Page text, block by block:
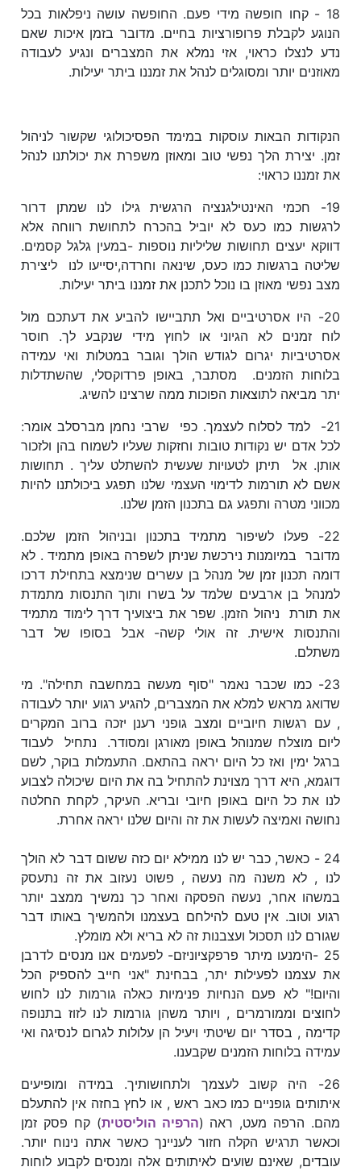
18 - קחו חופשה מידי פעם. החופשה עושה ניפלאות בכל
הנוגע לקבלת פרופורציות בחיים. מדובר בזמן איכות שאם
נדע לנצלו כראוי, אזי נמלא את המצברים ונגיע לעבודה
מאוזנים יותר ומסוגלים לנהל את זמננו ביתר יעילות.
הנקודות הבאות עוסקות במימד הפסיכולוגי שקשור לניהול
זמן. יצירת הלך נפשי טוב ומאוזן משפרת את יכולתנו לנהל
את זמננו כראוי:
19- חכמי האינטילגנציה הרגשית גילו לנו שמתן דרור
לרגשות כמו כעס לא יוביל בהכרח לתחושת רווחה אלא
דווקא יעצים תחושות שליליות נוספות -במעין גלגל קסמים.
שליטה ברגשות כמו כעס, שינאה וחרדה,יסייעו לנו ליצירת
מצב נפשי מאוזן בו נוכל לתכנן את זמננו ביתר יעילות.
20- היו אסרטיביים ואל תתביישו להביע את דעתכם מול
לוח זמנים לא הגיוני או לחוץ מידי שנקבע לך. חוסר
אסרטיביות יגרום לגודש הולך וגובר במטלות ואי עמידה
בלוחות הזמנים. מסתבר, באופן פרדוקסלי, שהשתדלות
יתר מביאה לתוצאות הפוכות ממה שרצינו להשיג.
21- למד לסלוח לעצמך. כפי שרבי נחמן מברסלב אומר:
לכל אדם יש נקודות טובות וחזקות שעליו לשמוח בהן ולזכור
אותן. אל תיתן לטעויות שעשית להשתלט עליך . תחושות
אשם לא תורמות לדימוי העצמי שלנו תפגע ביכולתנו להיות
מכווני מטרה ותפגע גם בתכנון הזמן שלנו.
22- פעלו לשיפור מתמיד בתכנון ובניהול הזמן שלכם.
מדובר במיומנות נירכשת שניתן לשפרה באופן מתמיד . לא
דומה תכנון זמן של מנהל בן עשרים שנימצא בתחילת דרכו
למנהל בן ארבעים שלמד על בשרו ותוך התנסות מתמדת
את תורת ניהול הזמן. שפר את ביצועיך דרך לימוד מתמיד
והתנסות אישית. זה אולי קשה- אבל בסופו של דבר
משתלם.
23- כמו שכבר נאמר "סוף מעשה במחשבה תחילה". מי
שדואג מראש למלא את המצברים, להגיע רגוע יותר לעבודה
, עם רגשות חיוביים ומצב גופני רענן יזכה ברוב המקרים
ליום מוצלח שמנוהל באופן מאורגן ומסודר. נתחיל לעבוד
ברגל ימין ואז כל היום יראה בהתאם. התעמלות בוקר, לשם
דוגמא, היא דרך מצוינת להתחיל בה את היום שיכולה לצבוע
לנו את כל היום באופן חיובי ובריא. העיקר, לקחת החלטה
נחושה ואמיצה לעשות את זה והיום שלנו יראה אחרת.
24 - כאשר, כבר יש לנו ממילא יום כזה ששום דבר לא הולך
לנו , לא משנה מה נעשה , פשוט נעזוב את זה נתעסק
במשהו אחר, נעשה הפסקה ואחר כך נמשיך ממצב יותר
רגוע וטוב. אין טעם להילחם בעצמנו ולהמשיך באותו דבר
שגורם לנו תסכול ועצבנות זה לא בריא ולא מומלץ.
25 -הימנעו מיתר פרפקציוניזם- לפעמים אנו מנסים לדרבן
את עצמנו לפעילות יתר, בבחינת "אני חייב להספיק הכל
והיום!" לא פעם הנחיות פנימיות כאלה גורמות לנו לחוש
לחוצים וממורמרים , ויותר משהן גורמות לנו לזוז בתנופה
קדימה , בסדר יום שיטתי ויעיל הן עלולות לגרום לנסיגה ואי
עמידה בלוחות הזמנים שקבענו.
26- היה קשוב לעצמך ולתחושותיך. במידה ומופיעים
איתותים גופניים כמו כאב ראש , או לחץ בחזה אין להתעלם
מהם. הרפה מעט, ראה (הרפיה הוליסטית) קח פסק זמן
וכאשר תרגיש הקלה חזור לעניינך כאשר אתה נינוח יותר.
עובדים, שאינם שועים לאיתותים אלה ומנסים לקבוע לוחות